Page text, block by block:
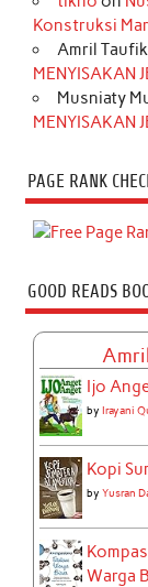
Konstruksi
Amril Taufik
MENYISAKAN
Musniaty
MENYISAKAN
PAGE RANK
GOOD READS
Ijo
byIrayani
Kopi
byYusran
Warga